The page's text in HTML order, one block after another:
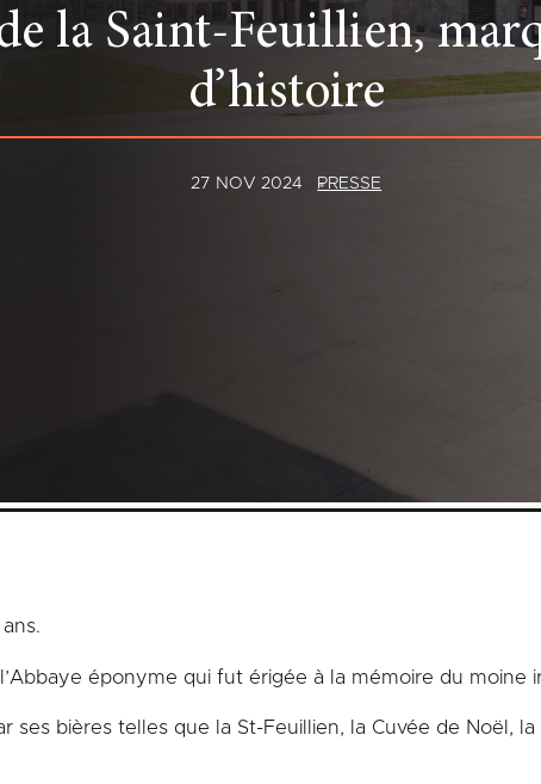
la Saint-Feuillien,
d’histoire
27 NOV 2024 PRESSE
éponyme qui fut érigée à la mémoire du moine
ses bières telles que la St-Feuillien, la Cuvée de Noël,